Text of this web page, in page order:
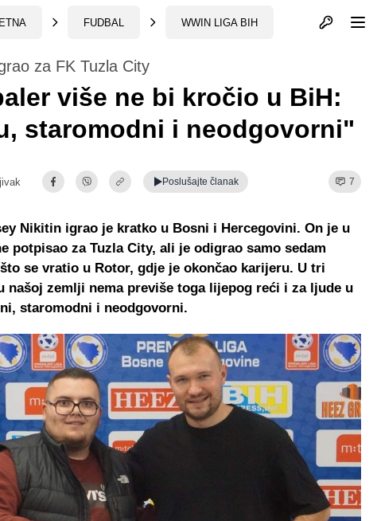
FUDBAL WWIN LIGA BIH Otvori profil
za FK Tuzla City
više ne bi kročio u BiH:
staromodni i neodgovorni"
Poslušajte članak 7
Nikitin igrao je kratko u Bosni i Hercegovini. On je u
potpisao za Tuzla City, ali je odigrao samo sedam
se vratio u Rotor, gdje je okončao karijeru. U tri
našoj zemlji nema previše toga lijepog reći i za ljude u
staromodni i neodgovorni.